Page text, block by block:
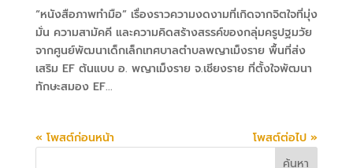
“หนังสือภาพทำมือ” เรื่องราวความงดงามที่เกิดจากจิตใจที่มุ่ง
มั่น ความสามัคคี และความคิดสร้างสรรค์ของกลุ่มครูปฐมวัย
จากศูนย์พัฒนาเด็กเล็กเทศบาลตำบลพญาเม็งราย พื้นที่ส่ง
เสริม EF ต้นแบบ อ. พญาเม็งราย จ.เชียงราย ที่ตั้งใจพัฒนา
ทักษะสมอง EF...
« โพสต์ก่อนหน้า โพสต์ต่อไป »